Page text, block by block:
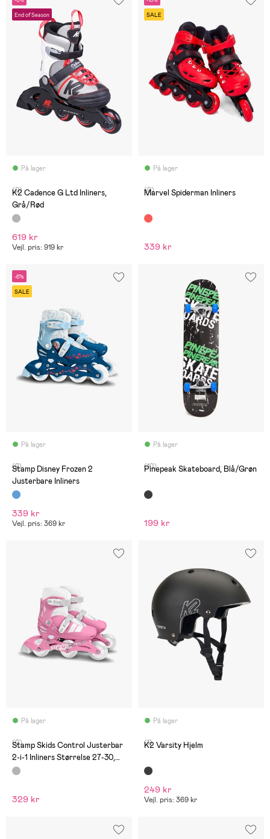
End of Season
På lager
(0)
K2 Cadence G Ltd Inliners,
Grå/Rød
619 kr
Vejl. pris: 919 kr
SALE
På lager
(0)
Marvel Spiderman Inliners
339 kr
-6%
SALE
På lager
(2)
Stamp Disney Frozen 2
Justerbare Inliners
339 kr
Vejl. pris: 369 kr
På lager
(10)
Pinepeak Skateboard, Blå/Grøn
199 kr
På lager
(0)
Stamp Skids Control Justerbar
2-i-1 Inliners Størrelse 27-30,
Lyserød/Grå
329 kr
På lager
(1)
K2 Varsity Hjelm
249 kr
Vejl. pris: 369 kr